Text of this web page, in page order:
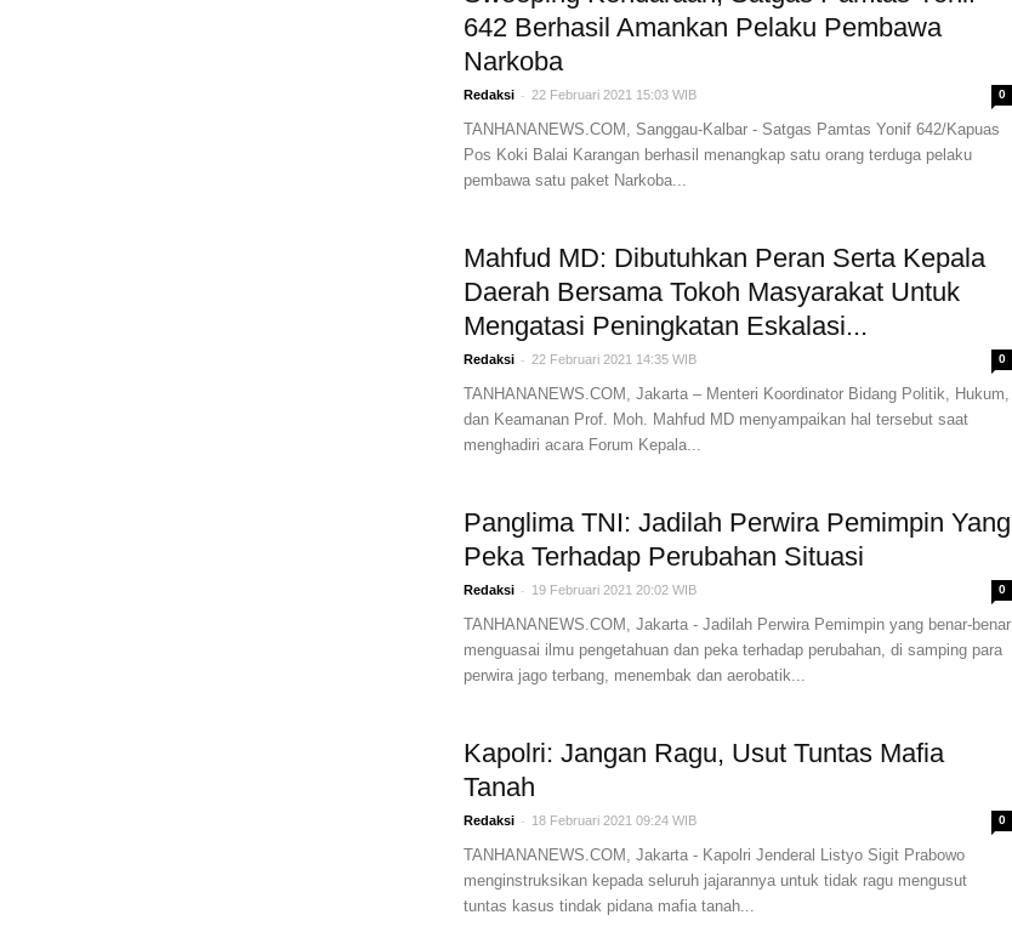
642 Berhasil Amankan Pelaku Pembawa
Narkoba
Redaksi - 22 Februari 2021 15:03 WIB 0
TANHANANEWS.COM, Sanggau-Kalbar - Satgas Pamtas Yonif 642/Kapuas
Pos Koki Balai Karangan berhasil menangkap satu orang terduga pelaku
pembawa satu paket Narkoba...
Mahfud MD: Dibutuhkan Peran Serta Kepala
Daerah Bersama Tokoh Masyarakat Untuk
Mengatasi Peningkatan Eskalasi...
Redaksi - 22 Februari 2021 14:35 WIB 0
TANHANANEWS.COM, Jakarta – Menteri Koordinator Bidang Politik, Hukum,
dan Keamanan Prof. Moh. Mahfud MD menyampaikan hal tersebut saat
menghadiri acara Forum Kepala...
Panglima TNI: Jadilah Perwira Pemimpin Yang
Peka Terhadap Perubahan Situasi
Redaksi - 19 Februari 2021 20:02 WIB 0
TANHANANEWS.COM, Jakarta - Jadilah Perwira Pemimpin yang benar-benar
menguasai ilmu pengetahuan dan peka terhadap perubahan, di samping para
perwira jago terbang, menembak dan aerobatik...
Kapolri: Jangan Ragu, Usut Tuntas Mafia
Tanah
Redaksi - 18 Februari 2021 09:24 WIB 0
TANHANANEWS.COM, Jakarta - Kapolri Jenderal Listyo Sigit Prabowo
menginstruksikan kepada seluruh jajarannya untuk tidak ragu mengusut
tuntas kasus tindak pidana mafia tanah...